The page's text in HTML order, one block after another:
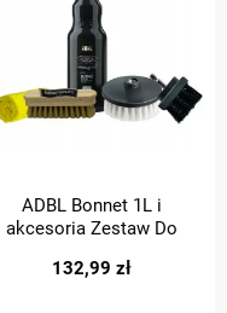
ADBL Bonnet 1L i
akcesoria Zestaw Do
Tapicerki Foteli
132,99 zł